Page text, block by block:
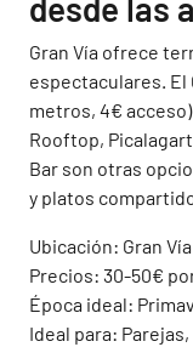
desde las
Gran Vía ofrece
espectaculares. El
metros, 4€
Rooftop,
Bar son otras
y platos
Ubicación: Gran
Precios: 30-50€
Época ideal:
Ideal para: